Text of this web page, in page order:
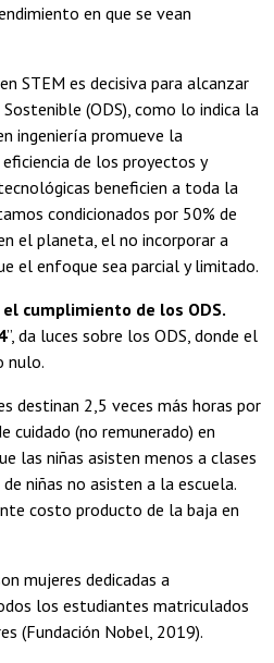
en que se vean
STEM es decisiva para alcanzar
(ODS), como lo indica la
ingeniería promueve la
de los proyectos y
beneficien a toda la
condicionados por 50% de
el planeta, el no incorporar a
el enfoque sea parcial y limitado.
cumplimiento de los ODS.
”, da luces sobre los ODS, donde el
nulo.
destinan 2,5 veces más horas por
cuidado (no remunerado) en
las niñas asisten menos a clases
niñas no asisten a la escuela.
costo producto de la baja en
mujeres dedicadas a
los estudiantes matriculados
(Fundación Nobel, 2019).